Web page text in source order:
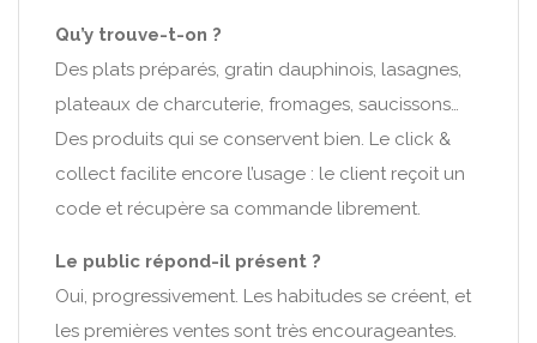
Qu’y trouve-t-on ?
Des plats préparés, gratin dauphinois, lasagnes,
plateaux de charcuterie, fromages, saucissons…
Des produits qui se conservent bien. Le click &
collect facilite encore l’usage : le client reçoit un
code et récupère sa commande librement.
Le public répond-il présent ?
Oui, progressivement. Les habitudes se créent, et
les premières ventes sont très encourageantes.